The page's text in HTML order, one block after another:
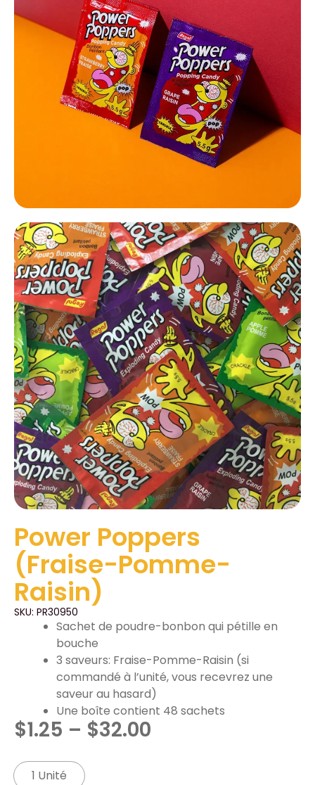
Power Poppers
(Fraise-Pomme-
Raisin)
SKU: PR30950
Sachet de poudre-bonbon qui pétille en
bouche
3 saveurs: Fraise-Pomme-Raisin (si
commandé à l’unité, vous recevrez une
saveur au hasard)
Une boîte contient 48 sachets
$1.25 – $32.00
1 Unité